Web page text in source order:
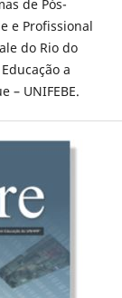
de Pós-
e Profissional
do Rio do
a
– UNIFEBE.